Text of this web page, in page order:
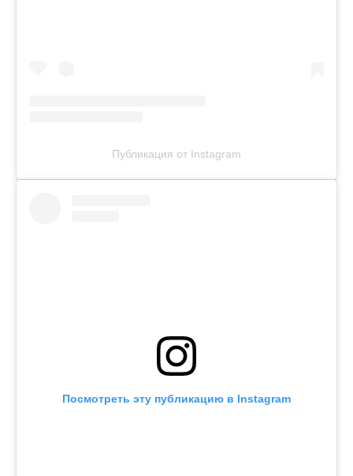
Публикация от Instagram
Посмотреть эту публикацию в Instagram